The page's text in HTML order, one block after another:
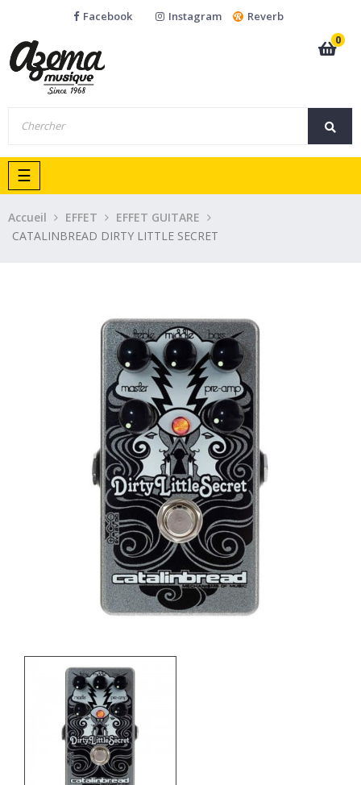
Facebook Instagram
Reverb
0
Basculer
la
navigation
☰
Accueil EFFET
EFFET GUITARE
CATALINBREAD DIRTY LITTLE SECRET